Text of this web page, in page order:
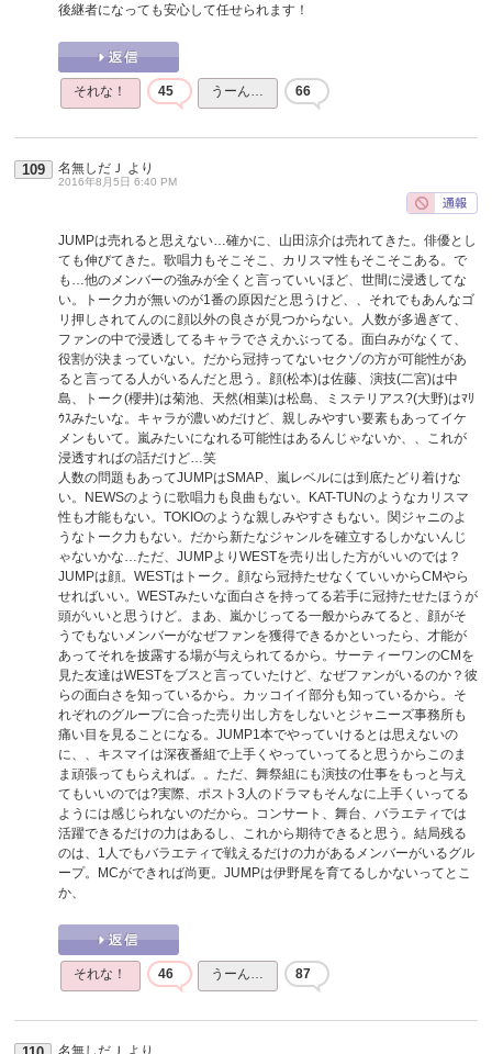
後継者になっても安心して任せられます！
それな！ 45 うーん… 66
109 名無しだＪ より
2016年8月5日 6:40 PM
JUMPは売れると思えない…確かに、山田涼介は売れてきた。俳優とし
ても伸びてきた。歌唱力もそこそこ、カリスマ性もそこそこある。で
も…他のメンバーの強みが全くと言っていいほど、世間に浸透してな
い。トーク力が無いのが1番の原因だと思うけど、、それでもあんなゴ
リ押しされてんのに顔以外の良さが見つからない。人数が多過ぎて、
ファンの中で浸透してるキャラでさえかぶってる。面白みがなくて、
役割が決まっていない。だから冠持ってないセクゾの方が可能性があ
ると言ってる人がいるんだと思う。顔(松本)は佐藤、演技(二宮)は中
島、トーク(櫻井)は菊池、天然(相葉)は松島、ミステリアス?(大野)はﾏﾘ
ｳｽみたいな。キャラが濃いめだけど、親しみやすい要素もあってイケ
メンもいて。嵐みたいになれる可能性はあるんじゃないか、、これが
浸透すればの話だけど…笑
人数の問題もあってJUMPはSMAP、嵐レベルには到底たどり着けな
い。NEWSのように歌唱力も良曲もない。KAT-TUNのようなカリスマ
性も才能もない。TOKIOのような親しみやすさもない。関ジャニのよ
うなトーク力もない。だから新たなジャンルを確立するしかないんじ
ゃないかな…ただ、JUMPよりWESTを売り出した方がいいのでは？
JUMPは顔。WESTはトーク。顔なら冠持たせなくていいからCMやら
せればいい。WESTみたいな面白さを持ってる若手に冠持たせたほうが
頭がいいと思うけど。まあ、嵐かじってる一般からみてると、顔がそ
うでもないメンバーがなぜファンを獲得できるかといったら、才能が
あってそれを披露する場が与えられてるから。サーティーワンのCMを
見た友達はWESTをブスと言っていたけど、なぜファンがいるのか？彼
らの面白さを知っているから。カッコイイ部分も知っているから。そ
れぞれのグループに合った売り出し方をしないとジャニーズ事務所も
痛い目を見ることになる。JUMP1本でやっていけるとは思えないの
に、、キスマイは深夜番組で上手くやっていってると思うからこのま
ま頑張ってもらえれば。。ただ、舞祭組にも演技の仕事をもっと与え
てもいいのでは?実際、ポスト3人のドラマもそんなに上手くいってる
ようには感じられないのだから。コンサート、舞台、バラエティでは
活躍できるだけの力はあるし、これから期待できると思う。結局残る
のは、1人でもバラエティで戦えるだけの力があるメンバーがいるグル
ープ。MCができれば尚更。JUMPは伊野尾を育てるしかないってとこ
か、
それな！ 46 うーん… 87
名無しだＪ より